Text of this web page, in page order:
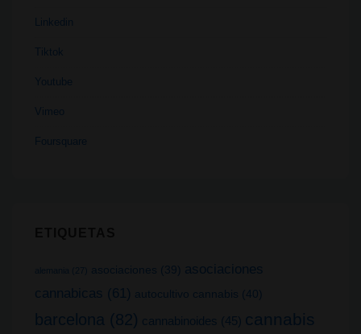
Linkedin
Tiktok
Youtube
Vimeo
Foursquare
alemania (27) asociaciones (39)
asociaciones
cannabicas (61) autocultivo cannabis (40)
barcelona (82) cannabinoides (45) cannabis